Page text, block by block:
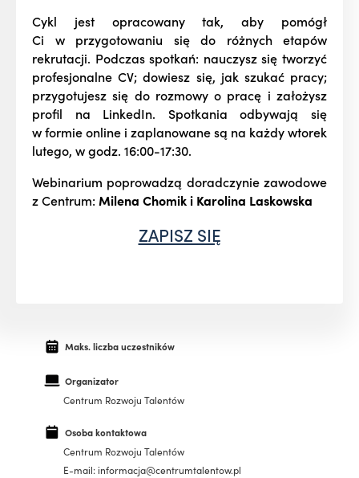
Cykl jest opracowany tak, aby pomógł
Ci w przygotowaniu się do różnych etapów
rekrutacji. Podczas spotkań: nauczysz się tworzyć
profesjonalne CV; dowiesz się, jak szukać pracy;
przygotujesz się do rozmowy o pracę i założysz
profil na LinkedIn. Spotkania odbywają się
w formie online i zaplanowane są na każdy wtorek
lutego, w godz. 16:00-17:30.
Webinarium poprowadzą doradczynie zawodowe
z Centrum: Milena Chomik i Karolina Laskowska
ZAPISZ SIĘ
Maks. liczba uczestników
Organizator
Centrum Rozwoju Talentów
Osoba kontaktowa
Centrum Rozwoju Talentów
E-mail: informacja@centrumtalentow.pl